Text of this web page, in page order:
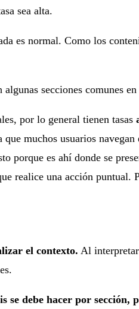
sea alta.
es normal. Como los
algunas secciones comunes
por lo general tienen tasas
que muchos usuarios
porque es ahí donde se
realice una acción
el contexto. Al
se debe hacer por sección,